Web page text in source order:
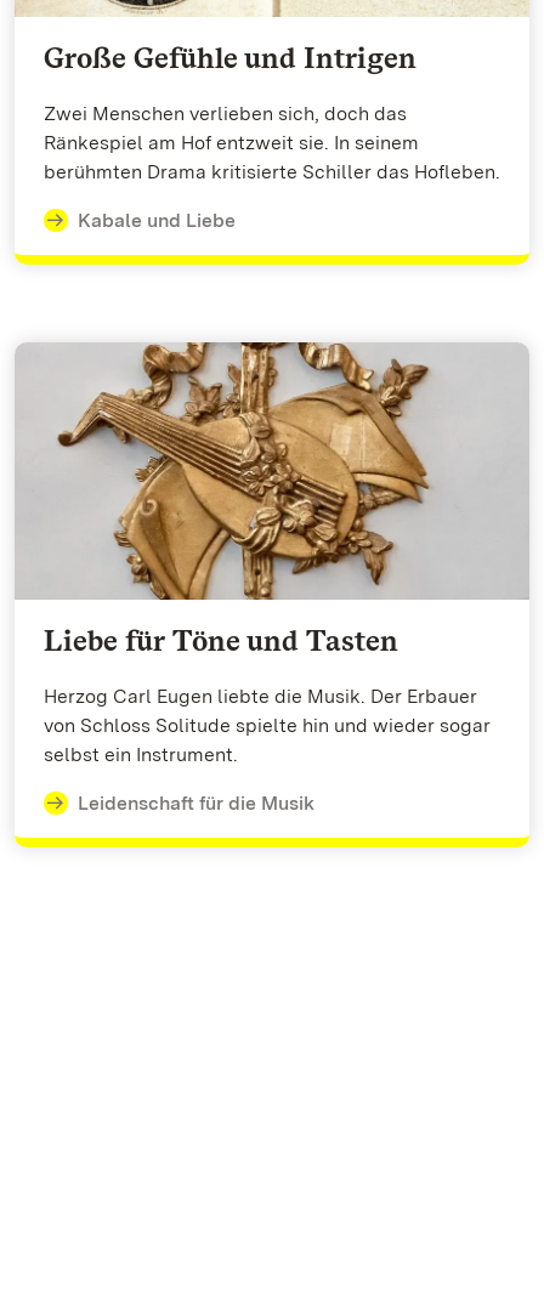
Große Gefühle und Intrigen
Zwei Menschen verlieben sich, doch das
Ränkespiel am Hof entzweit sie. In seinem
berühmten Drama kritisierte Schiller das Hofleben.
Kabale und Liebe
Liebe für Töne und Tasten
Herzog Carl Eugen liebte die Musik. Der Erbauer
von Schloss Solitude spielte hin und wieder sogar
selbst ein Instrument.
Leidenschaft für die Musik